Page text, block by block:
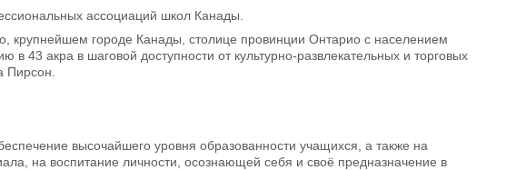
ассоциаций школ Канады.
крупнейшем городе Канады, столице провинции Онтарио с населением
43 акра в шаговой доступности от культурно-развлекательных и торговых
Пирсон.
высочайшего уровня образованности учащихся, а также на
на воспитание личности, осознающей себя и своё предназначение в